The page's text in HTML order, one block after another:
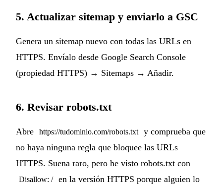
5. Actualizar sitemap y enviarlo a GSC
Genera un sitemap nuevo con todas las URLs en
HTTPS. Envíalo desde Google Search Console
(propiedad HTTPS) → Sitemaps → Añadir.
6. Revisar robots.txt
Abre https://tudominio.com/robots.txt
y comprueba que
no haya ninguna regla que bloquee las URLs
HTTPS. Suena raro, pero he visto robots.txt con
Disallow: /
en la versión HTTPS porque alguien lo